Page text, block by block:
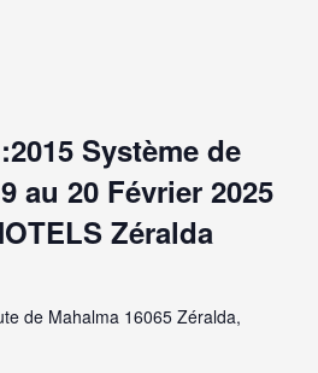
Système de
au 20 Février 2025
Zéralda
de Mahalma 16065 Zéralda,